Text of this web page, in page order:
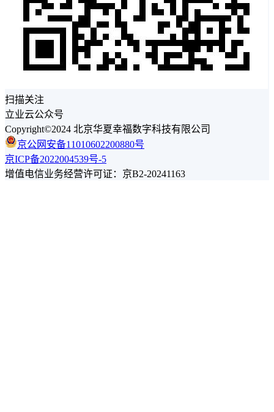
扫描关注
立业云公众号
Copyright©2024 北京华夏幸福数字科技有限公司
京公网安备11010602200880号
京ICP备2022004539号-5
增值电信业务经营许可证：京B2-20241163